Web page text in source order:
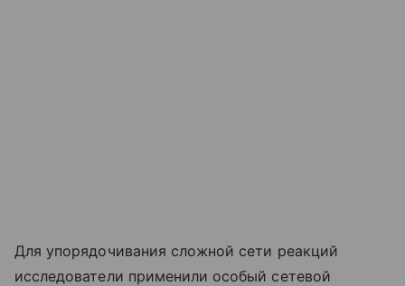
Для упорядочивания сложной сети реакций
исследователи применили особый сетевой